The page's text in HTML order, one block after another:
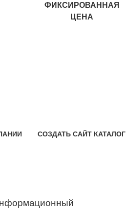
ФИКСИРОВАННАЯ
ЦЕНА
СОЗДАТЬ САЙТ КАТАЛОГ